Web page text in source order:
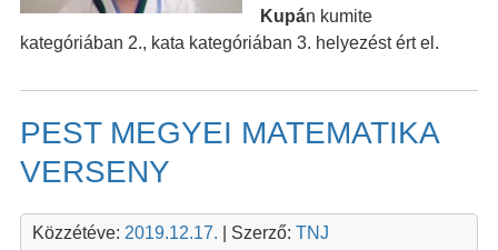
Kupán kumite
kategóriában 2., kata kategóriában 3. helyezést ért el.
PEST MEGYEI MATEMATIKA
VERSENY
Közzétéve: 2019.12.17. | Szerző: TNJ